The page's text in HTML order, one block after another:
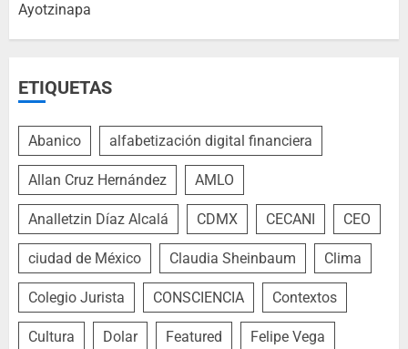
Ayotzinapa
ETIQUETAS
Abanico alfabetización digital financiera
Allan Cruz Hernández AMLO
Analletzin Díaz Alcalá CDMX CECANI CEO
ciudad de México Claudia Sheinbaum Clima
Colegio Jurista CONSCIENCIA Contextos
Cultura Dolar Featured Felipe Vega